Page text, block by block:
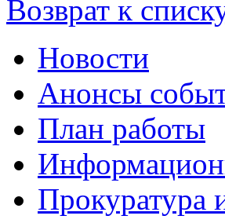
Возврат к
Новости
Анонсы
План работы
Прокуратура